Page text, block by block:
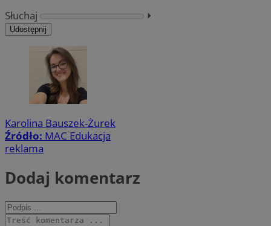
Słuchaj
⏵︎
Udostępnij
Karolina Bauszek-Żurek
Źródło: MAC Edukacja
reklama
Dodaj komentarz